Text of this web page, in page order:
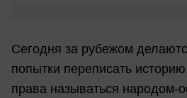
Сегодня за рубежом
попытки переписать
права называться народом-